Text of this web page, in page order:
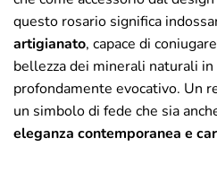
questo rosario significa
artigianato, capace di
bellezza dei minerali naturali in
profondamente evocativo. Un
un simbolo di fede che sia
eleganza contemporanea e